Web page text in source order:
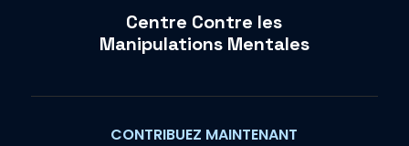
Centre Contre les
Manipulations Mentales
CONTRIBUEZ MAINTENANT